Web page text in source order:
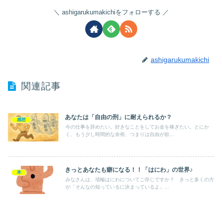
ashigarukumakichiをフォローする
ashigarukumakichi
関連記事
感想 あなたは「自由の刑」に耐えられるか？
今の仕事を辞めたい。好きなことをしてお金を稼ぎたい。とにか
く、もう少し時間的な余裕、つまりは自由が欲...
本 きっとあなたも癖になる！！「はにわ」の世界♪
みなさんは、埴輪はにわについてご存じですか？ きっと多くの方
が「そんなの知っているに決まっているよ」...